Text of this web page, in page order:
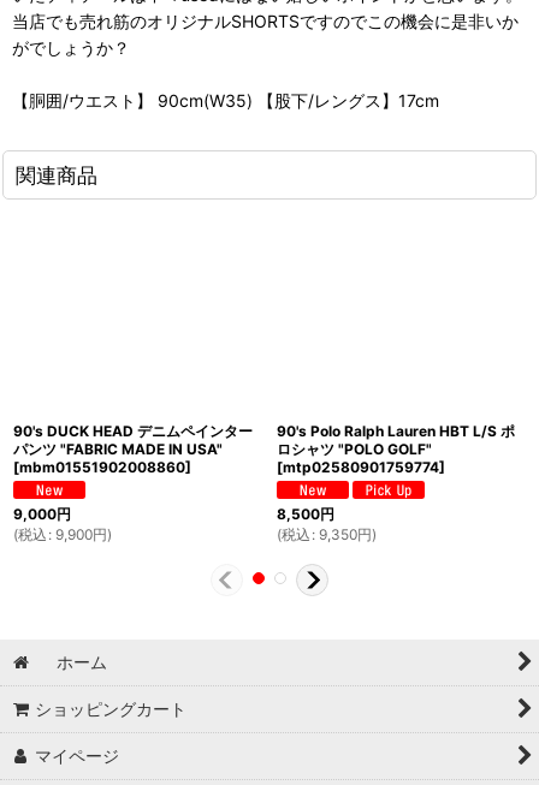
当店でも売れ筋のオリジナルSHORTSですのでこの機会に是非いか
がでしょうか？
【胴囲/ウエスト】 90cm(W35) 【股下/レングス】17cm
関連商品
90's DUCK HEAD デニムペインター
パンツ "FABRIC MADE IN USA"
[mbm01551902008860]
9,000円
(税込 : 9,900円)
90's Polo Ralph Lauren HBT L/S ポ
ロシャツ "POLO GOLF"
[mtp02580901759774]
8,500円
(税込 : 9,350円)
ホーム
ショッピングカート
マイページ